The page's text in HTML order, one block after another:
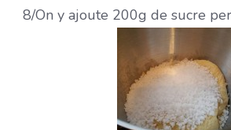
8/On y ajoute 200g de sucre